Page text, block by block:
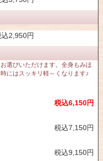
込2,950円
選びいただけます。全身もみほ
にはスッキリ軽～くなります♪
税込6,150円
税込7,150円
税込9,150円